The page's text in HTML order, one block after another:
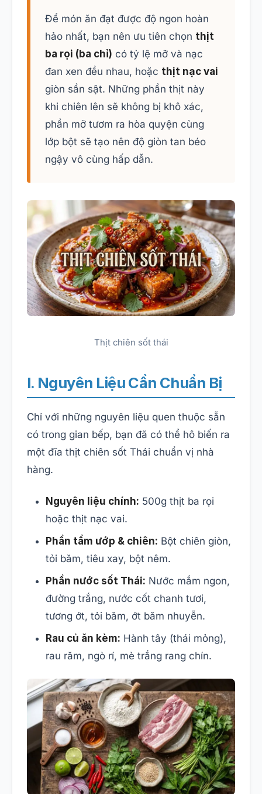
Để món ăn đạt được độ ngon hoàn
hảo nhất, bạn nên ưu tiên chọn thịt
ba rọi (ba chỉ) có tỷ lệ mỡ và nạc
đan xen đều nhau, hoặc thịt nạc vai
giòn sần sật. Những phần thịt này
khi chiên lên sẽ không bị khô xác,
phần mỡ tươm ra hòa quyện cùng
lớp bột sẽ tạo nên độ giòn tan béo
ngậy vô cùng hấp dẫn.
Thịt chiên sốt thái
I. Nguyên Liệu Cần Chuẩn Bị
Chỉ với những nguyên liệu quen thuộc sẵn
có trong gian bếp, bạn đã có thể hô biến ra
một đĩa thịt chiên sốt Thái chuẩn vị nhà
hàng.
Nguyên liệu chính: 500g thịt ba rọi
hoặc thịt nạc vai.
Phần tẩm ướp & chiên: Bột chiên giòn,
tỏi băm, tiêu xay, bột nêm.
Phần nước sốt Thái: Nước mắm ngon,
đường trắng, nước cốt chanh tươi,
tương ớt, tỏi băm, ớt băm nhuyễn.
Rau củ ăn kèm: Hành tây (thái mỏng),
rau răm, ngò rí, mè trắng rang chín.